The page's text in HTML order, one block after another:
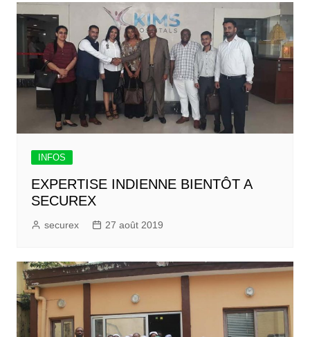
INFOS
EXPERTISE INDIENNE BIENTÔT A
SECUREX
securex 27 août 2019